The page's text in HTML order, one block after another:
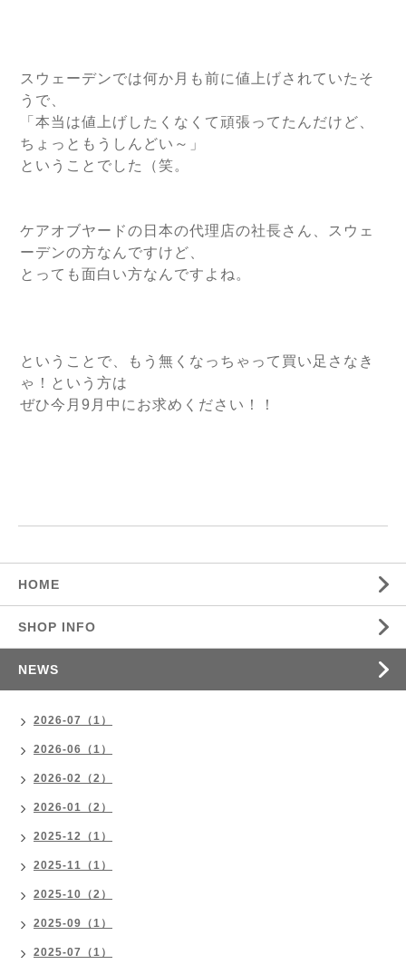
スウェーデンでは何か月も前に値上げされていたそ
うで、
「本当は値上げしたくなくて頑張ってたんだけど、
ちょっともうしんどい～」
ということでした（笑。
ケアオブヤードの日本の代理店の社長さん、スウェ
ーデンの方なんですけど、
とっても面白い方なんですよね。
ということで、もう無くなっちゃって買い足さなき
ゃ！という方は
ぜひ今月9月中にお求めください！！
HOME
SHOP INFO
NEWS
2026-07（1）
2026-06（1）
2026-02（2）
2026-01（2）
2025-12（1）
2025-11（1）
2025-10（2）
2025-09（1）
2025-07（1）